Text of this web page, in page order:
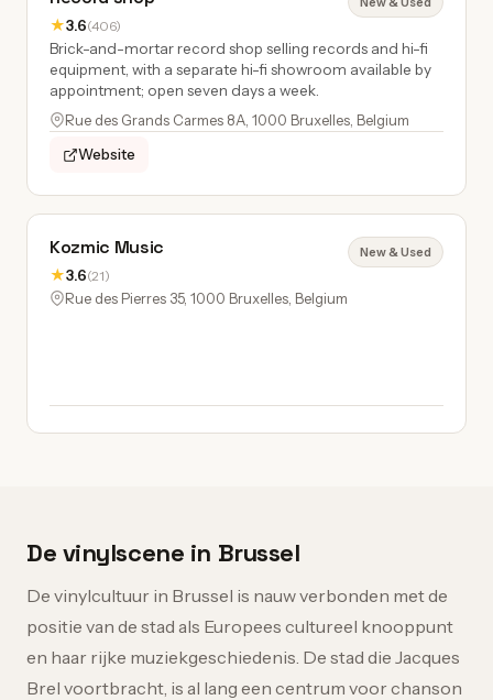
★3.6(406)
Brick-and-mortar record shop selling records and hi-fi
equipment, with a separate hi-fi showroom available by
appointment; open seven days a week.
Rue des Grands Carmes 8A, 1000 Bruxelles, Belgium
Website
Kozmic Music
★3.6(21)
New & Used
Rue des Pierres 35, 1000 Bruxelles, Belgium
De vinylscene in Brussel
De vinylcultuur in Brussel is nauw verbonden met de
positie van de stad als Europees cultureel knooppunt
en haar rijke muziekgeschiedenis. De stad die Jacques
Brel voortbracht, is al lang een centrum voor chanson